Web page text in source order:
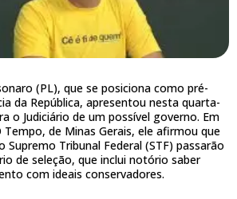
(PL), que se posiciona como pré-
da República, apresentou nesta quarta-
o Judiciário de um possível governo. Em
de Minas Gerais, ele afirmou que
Supremo Tribunal Federal (STF) passarão
de seleção, que inclui notório saber
com ideais conservadores.